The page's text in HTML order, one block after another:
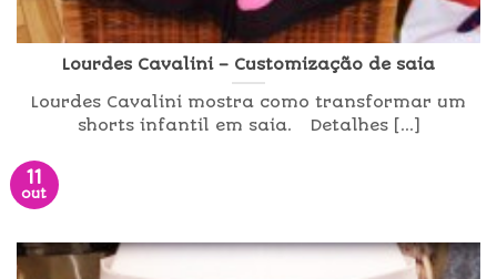
Lourdes Cavalini – Customização de saia
Lourdes Cavalini mostra como transformar um
shorts infantil em saia. Detalhes [...]
11
out